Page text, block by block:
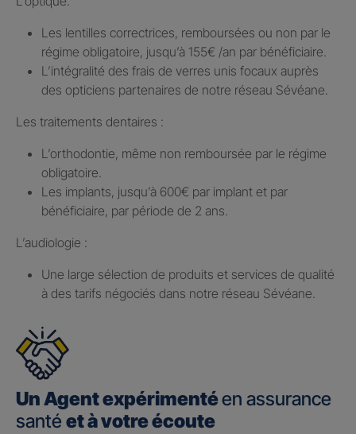
Les lentilles correctrices, remboursées ou non par le
régime obligatoire, jusqu’à 155€ /an par bénéficiaire.​
L’intégralité des frais de verres unis focaux auprès
des opticiens partenaires de notre réseau Sévéane.​
Les traitements dentaires : ​
L’orthodontie, même non remboursée par le régime
obligatoire.​
Les implants, jusqu’à 600€ par implant et par
bénéficiaire, par période de 2 ans.
L’audiologie :
Une large sélection de produits et services de qualité
à des tarifs négociés dans notre réseau Sévéane.
Un Agent expérimentéen assurance
santé et à votre écoute